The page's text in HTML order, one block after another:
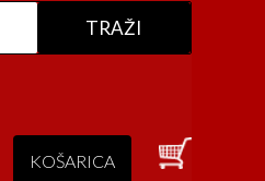
KOŠARICA